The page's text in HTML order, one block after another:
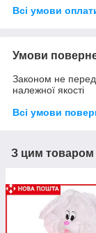
Всі умови
Умови
Законом не
належної якості
Всі умови
З цим товаром